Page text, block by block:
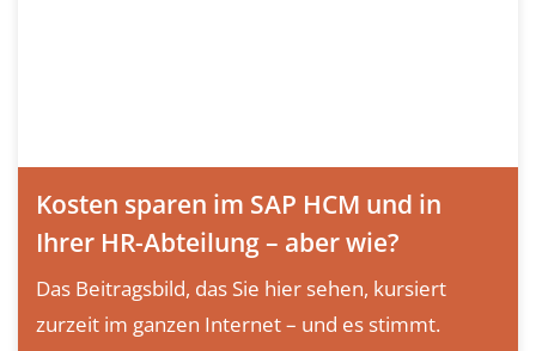
Kosten sparen im SAP HCM und in
Ihrer HR-Abteilung – aber wie?
Das Beitragsbild, das Sie hier sehen, kursiert
zurzeit im ganzen Internet – und es stimmt.